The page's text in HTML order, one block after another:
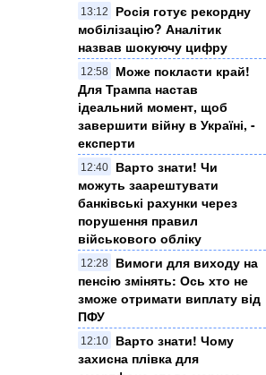
13:12
Росія готує рекордну
мобілізацію? Аналітик
назвав шокуючу цифру
12:58
Може покласти край!
Для Трампа настав
ідеальний момент, щоб
завершити війну в Україні, -
експерти
12:40
Варто знати! Чи
можуть заарештувати
банківські рахунки через
порушення правил
військового обліку
12:28
Вимоги для виходу на
пенсію змінять: Ось хто не
зможе отримати виплату від
ПФУ
12:10
Варто знати! Чому
захисна плівка для